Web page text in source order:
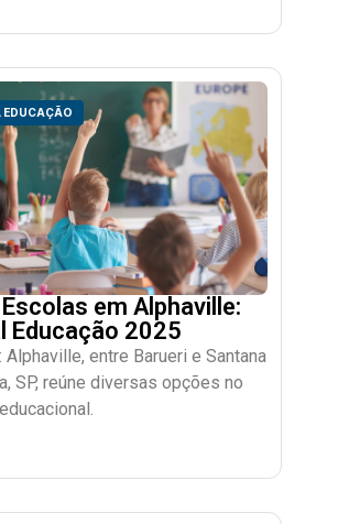
EDUCAÇÃO
em Alphaville:
Educação 2025
Alphaville, entre Barueri e Santana
SP, reúne diversas opções no